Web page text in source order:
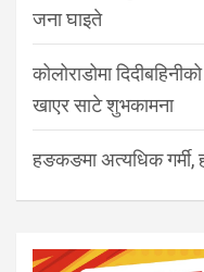
जना घाइते
कोलोराडोमा
खाएर साटे शुभकामना
हङकङमा अत्यधिक गर्मी,